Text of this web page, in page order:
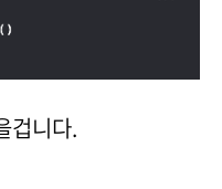
겁니다.